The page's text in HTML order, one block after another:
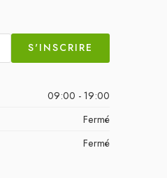
S'INSCRIRE
09:00 - 19:00
Fermé
Fermé